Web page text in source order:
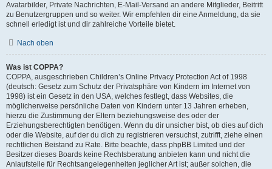
Avatarbilder, Private Nachrichten, E-Mail-Versand an andere Mitglieder, Beitritt
zu Benutzergruppen und so weiter. Wir empfehlen dir eine Anmeldung, da sie
schnell erledigt ist und dir zahlreiche Vorteile bietet.
Nach oben
Was ist COPPA?
COPPA, ausgeschrieben Children’s Online Privacy Protection Act of 1998
(deutsch: Gesetz zum Schutz der Privatsphäre von Kindern im Internet von
1998) ist ein Gesetz in den USA, welches festlegt, dass Websites, die
möglicherweise persönliche Daten von Kindern unter 13 Jahren erheben,
hierzu die Zustimmung der Eltern beziehungsweise des oder der
Erziehungsberechtigten benötigen. Wenn du dir unsicher bist, ob dies auf dich
oder die Website, auf der du dich zu registrieren versuchst, zutrifft, ziehe einen
rechtlichen Beistand zu Rate. Bitte beachte, dass phpBB Limited und der
Besitzer dieses Boards keine Rechtsberatung anbieten kann und nicht die
Anlaufstelle für Rechtsangelegenheiten jeglicher Art ist; außer solchen, die